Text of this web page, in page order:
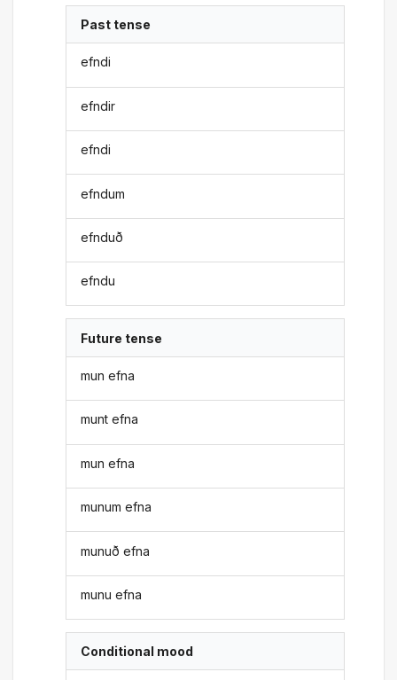
Past tense
efndi
efndir
efndi
efndum
efnduð
efndu
Future tense
mun efna
munt efna
mun efna
munum efna
munuð efna
munu efna
Conditional mood